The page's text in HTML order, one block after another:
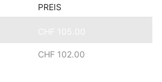
PREIS
CHF 102.00